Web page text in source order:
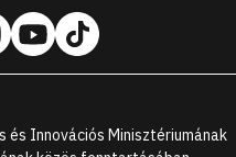
és Innovációs Minisztériumának